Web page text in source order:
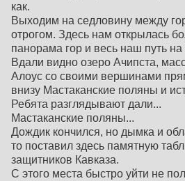
как.
Выходим на седловину между
отрогом. Здесь нам открылась
панорама гор и весь наш путь
Вдали видно озеро Ачипста,
Алоус со своими вершинами
внизу Мастаканские поляны и
Ребята разглядывают дали...
Мастаканские поляны...
Дождик кончился, но дымка и
то поставил здесь памятную
защитников Кавказа.
С этого места быстро уйти не